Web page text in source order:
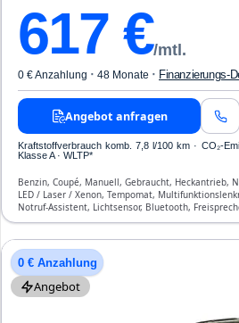
617 €/mtl.
0 € Anzahlung · 48 Monate · Finanzierungs-
Angebot anfragen
Kraftstoffverbrauch komb. 7,8 l/100 km · CO₂-
Klasse A · WLTP*
Benzin, Coupé, Manuell, Gebraucht, Heckantrieb,
LED / Laser / Xenon, Tempomat,
Notruf-Assistent, Lichtsensor, Bluetooth,
Erkennung, ESP, ABS, Klimaanlage, Front- und
0 € Anzahlung
Angebot